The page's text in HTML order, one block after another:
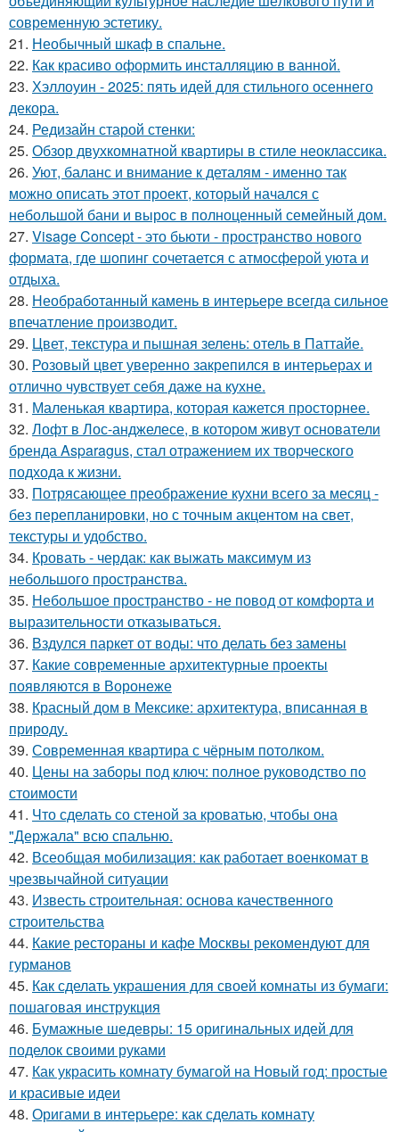
современную эстетику.
21. Необычный шкаф в спальне.
22. Как красиво оформить инсталляцию в ванной.
23. Хэллоуин - 2025: пять идей для стильного осеннего
декора.
24. Редизайн старой стенки:
25. Обзор двухкомнатной квартиры в стиле неоклассика.
26. Уют, баланс и внимание к деталям - именно так
можно описать этот проект, который начался с
небольшой бани и вырос в полноценный семейный дом.
27. Visage Concept - это бьюти - пространство нового
формата, где шопинг сочетается с атмосферой уюта и
отдыха.
28. Необработанный камень в интерьере всегда сильное
впечатление производит.
29. Цвет, текстура и пышная зелень: отель в Паттайе.
30. Розовый цвет уверенно закрепился в интерьерах и
отлично чувствует себя даже на кухне.
31. Маленькая квартира, которая кажется просторнее.
32. Лофт в Лос-анджелесе, в котором живут основатели
бренда Asparagus, стал отражением их творческого
подхода к жизни.
33. Потрясающее преображение кухни всего за месяц -
без перепланировки, но с точным акцентом на свет,
текстуры и удобство.
34. Кровать - чердак: как выжать максимум из
небольшого пространства.
35. Небольшое пространство - не повод от комфорта и
выразительности отказываться.
36. Вздулся паркет от воды: что делать без замены
37. Какие современные архитектурные проекты
появляются в Воронеже
38. Красный дом в Мексике: архитектура, вписанная в
природу.
39. Современная квартира с чёрным потолком.
40. Цены на заборы под ключ: полное руководство по
стоимости
41. Что сделать со стеной за кроватью, чтобы она
"Держала" всю спальню.
42. Всеобщая мобилизация: как работает военкомат в
чрезвычайной ситуации
43. Известь строительная: основа качественного
строительства
44. Какие рестораны и кафе Москвы рекомендуют для
гурманов
45. Как сделать украшения для своей комнаты из бумаги:
пошаговая инструкция
46. Бумажные шедевры: 15 оригинальных идей для
поделок своими руками
47. Как украсить комнату бумагой на Новый год: простые
и красивые идеи
48. Оригами в интерьере: как сделать комнату